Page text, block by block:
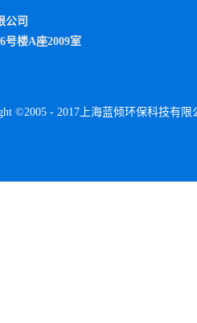
公司
号楼A座2009室
©2005 - 2017上海蓝倾环保科技有限